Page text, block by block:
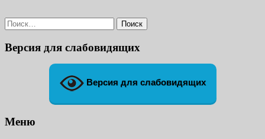
Найти:
Версия для слабовидящих
Версия для слабовидящих
Меню